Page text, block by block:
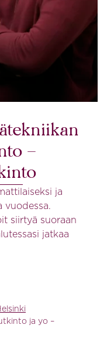
–
ja
vuodessa.
siirtyä suoraan
jatkaa
ja yo –